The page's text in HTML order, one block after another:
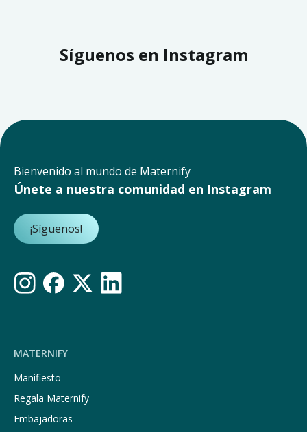
Síguenos en Instagram
Bienvenido al mundo de Maternify
Únete a nuestra comunidad en Instagram
¡Síguenos!
MATERNIFY
Manifiesto
Regala Maternify
Embajadoras